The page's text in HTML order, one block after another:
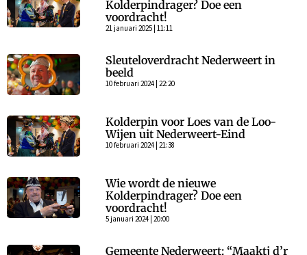
Kolderpindrager? Doe een
voordracht!
21 januari 2025 | 11:11
Sleuteloverdracht Nederweert in
beeld
10 februari 2024 | 22:20
Kolderpin voor Loes van de Loo-
Wijen uit Nederweert-Eind
10 februari 2024 | 21:38
Wie wordt de nieuwe
Kolderpindrager? Doe een
voordracht!
5 januari 2024 | 20:00
Gemeente Nederweert: “Maaktj d’r